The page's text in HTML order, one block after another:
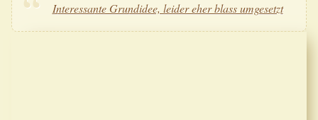
Interessante Grundidee, leider eher blass umgesetzt